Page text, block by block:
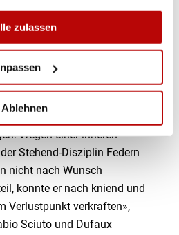
zulassen
Ablehnen
als die viertplatzierte
mit im Rennen waren
und Anja Senti (576).
MÄNNER
Wegen einer inneren
Stehend-Disziplin Federn
nicht nach Wunsch
konnte er nach kniend und
Verlustpunkt verkraften»,
Sciuto und Dufaux